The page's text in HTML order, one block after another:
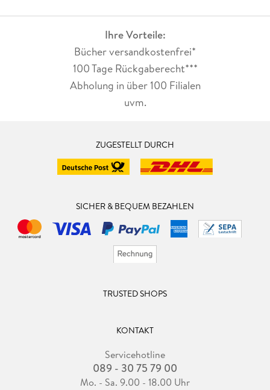
Ihre Vorteile:
Bücher versandkostenfrei*
100 Tage Rückgaberecht***
Abholung in über 100 Filialen
uvm.
ZUGESTELLT DURCH
SICHER & BEQUEM BEZAHLEN
TRUSTED SHOPS
KONTAKT
Servicehotline
089 - 30 75 79 00
Mo. - Sa. 9.00 - 18.00 Uhr